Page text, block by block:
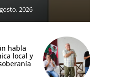
2026
habla
local y